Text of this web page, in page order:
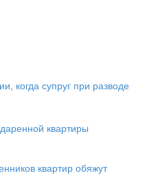
когда супруг при разводе
квартиры
квартир обяжут